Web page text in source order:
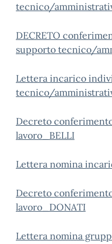
tecnico/
DECRETO
supporto tecnico/
Lettera incarico
tecnico/
Decreto
lavoro_BELLI
Lettera nomina
Decreto
lavoro_DONATI
Lettera nomina